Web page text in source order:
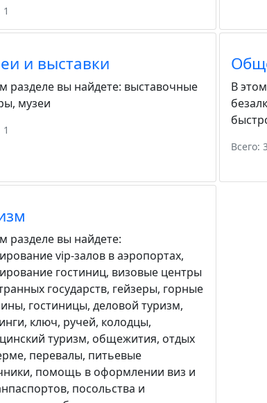
и выставки
разделе вы найдете: выставочные
, музеи
В
Всего: 3
разделе вы найдете:
vip-залов в аэропортах,
гостиниц, визовые центры
государств, гейзеры, горные
, гостиницы,деловой туризм,
, ключ, ручей, колодцы,
туризм, общежития, отдых
, перевалы, питьевые
, помощь в оформлении виз и
, посольства и